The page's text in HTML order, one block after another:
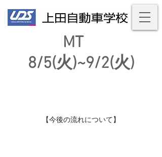
MT
8/5(火)~9/2(火)
【今後の流れについて】